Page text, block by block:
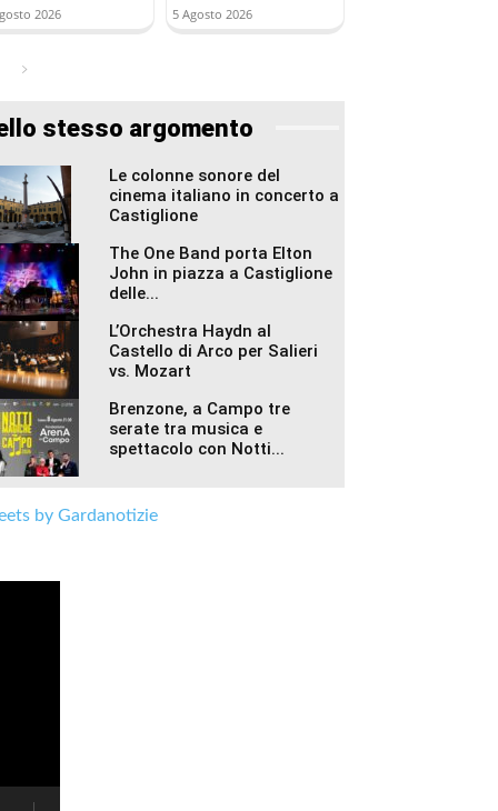
2026 5 Agosto 2026
stesso argomento
Le colonne sonore del
cinema italiano in concerto a
Castiglione
The One Band porta Elton
John in piazza a Castiglione
delle...
L’Orchestra Haydn al
Castello di Arco per Salieri
vs. Mozart
Brenzone, a Campo tre
serate tra musica e
spettacolo con Notti...
by Gardanotizie